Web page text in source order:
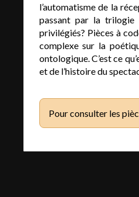
l’automatisme de la
passant par la trilogie
privilégiés? Pièces à
complexe sur la
ontologique. C’est ce
et de l’histoire du
Pour consulter les